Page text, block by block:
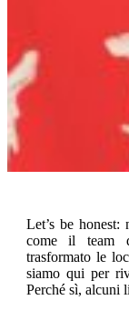
Let’s be honest:
come il team
trasformato le
siamo qui per
Perché sì, alcuni